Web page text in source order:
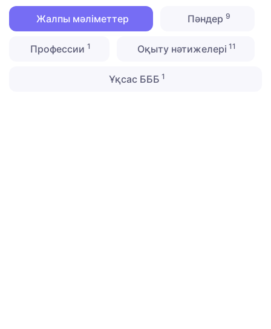
Жалпы мәліметтер Пәндер 9
Профессии 1 Оқыту нәтижелері 11
Ұқсас БББ 1